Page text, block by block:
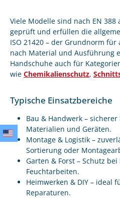
Viele Modelle sind nach EN 388
geprüft und erfüllen die
ISO 21420 – der Grundnorm für
nach Material und Ausführung
Handschuhe auch für
wie Chemikalienschutz,
Typische Einsatzbereiche
Bau & Handwerk –
Materialien und Geräten.
Montage & Logistik –
Sortierung oder
Garten & Forst – Schutz
Feuchtarbeiten.
Heimwerken & DIY – ideal
Reparaturen.